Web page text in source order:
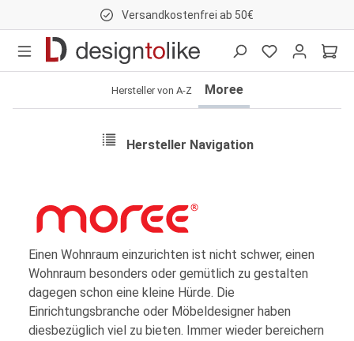
Versandkostenfrei ab 50€
Hersteller von A-Z Moree
Hersteller Navigation
Einen Wohnraum einzurichten ist nicht schwer, einen
Wohnraum besonders oder gemütlich zu gestalten
dagegen schon eine kleine Hürde. Die
Einrichtungsbranche oder Möbeldesigner haben
diesbezüglich viel zu bieten. Immer wieder bereichern